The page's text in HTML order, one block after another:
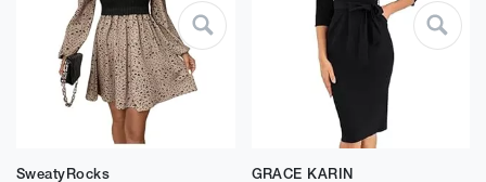
SweatyRocks
GRACE KARIN